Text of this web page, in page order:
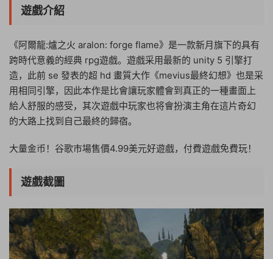
遊戲介紹
《阿爾龍:爐之火 aralon: forge flame》是一款新月旗下的具有
跨時代意義的經典 rpg遊戲。遊戲采用最新的 unity 5 引擎打
造，此前 se 發表的超 hd 畫質大作《mevius最終幻想》也是采
用相同引擎，因此本作是比會讓玩家體會到真正的一種畫面上
給人舒服的感受，其次遊戲中玩家也将會扮演主角在這片奇幻
的大路上找到自己最終的歸宿。
大量金币！谷歌市場售價4.99美元好遊戲，付費遊戲免費玩！
遊戲截圖